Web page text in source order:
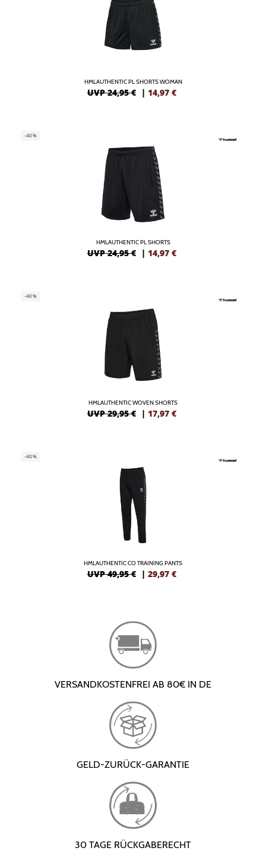
HMLAUTHENTIC PL SHORTS WOMAN
UVP 24,95 € | 14,97 €
-40%
HMLAUTHENTIC PL SHORTS
UVP 24,95 € | 14,97 €
-40%
HMLAUTHENTIC WOVEN SHORTS
UVP 29,95 € | 17,97 €
-40%
HMLAUTHENTIC CO TRAINING PANTS
UVP 49,95 € | 29,97 €
VERSANDKOSTENFREI AB 80€ IN DE
GELD-ZURÜCK-GARANTIE
30 TAGE RÜCKGABERECHT